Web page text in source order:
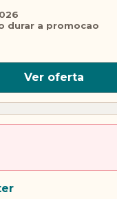
durar a promocao
Ver oferta